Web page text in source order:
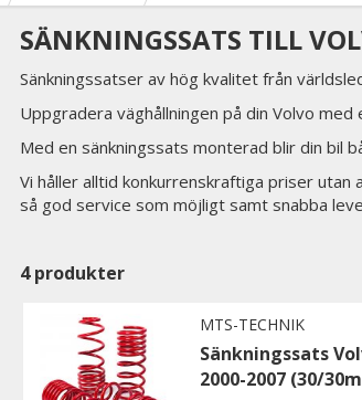
SÄNKNINGSSATS TILL
Sänkningssatser av hög kvalitet från
Uppgradera väghållningen på din Volvo med
Med en sänkningssats monterad blir din bil
Vi håller alltid konkurrenskraftiga priser
så god service som möjligt samt snabba
4produkter
MTS-TECHNIK
Sänkningssats
2000-2007 (30/